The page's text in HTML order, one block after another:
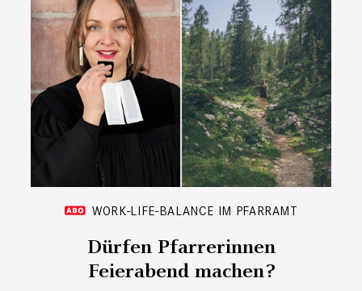
WORK-LIFE-BALANCE IM PFARRAMT
Dürfen Pfarrerinnen
Feierabend machen?